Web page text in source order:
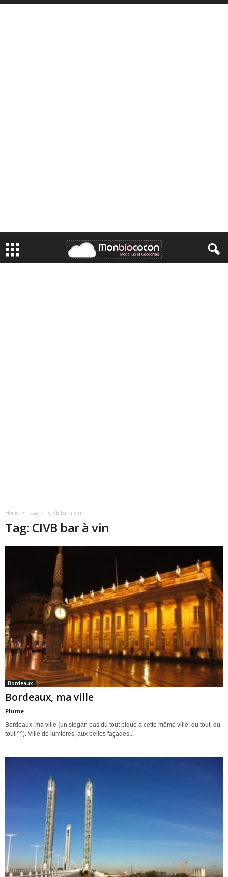
Home Tags CIVB bar à vin
Tag: CIVB bar à vin
Bordeaux
Bordeaux, ma ville
Plume
Bordeaux, ma ville (un slogan pas du tout piqué à cette même ville, du tout, du
tout ^^). Ville de lumières, aux belles façades...